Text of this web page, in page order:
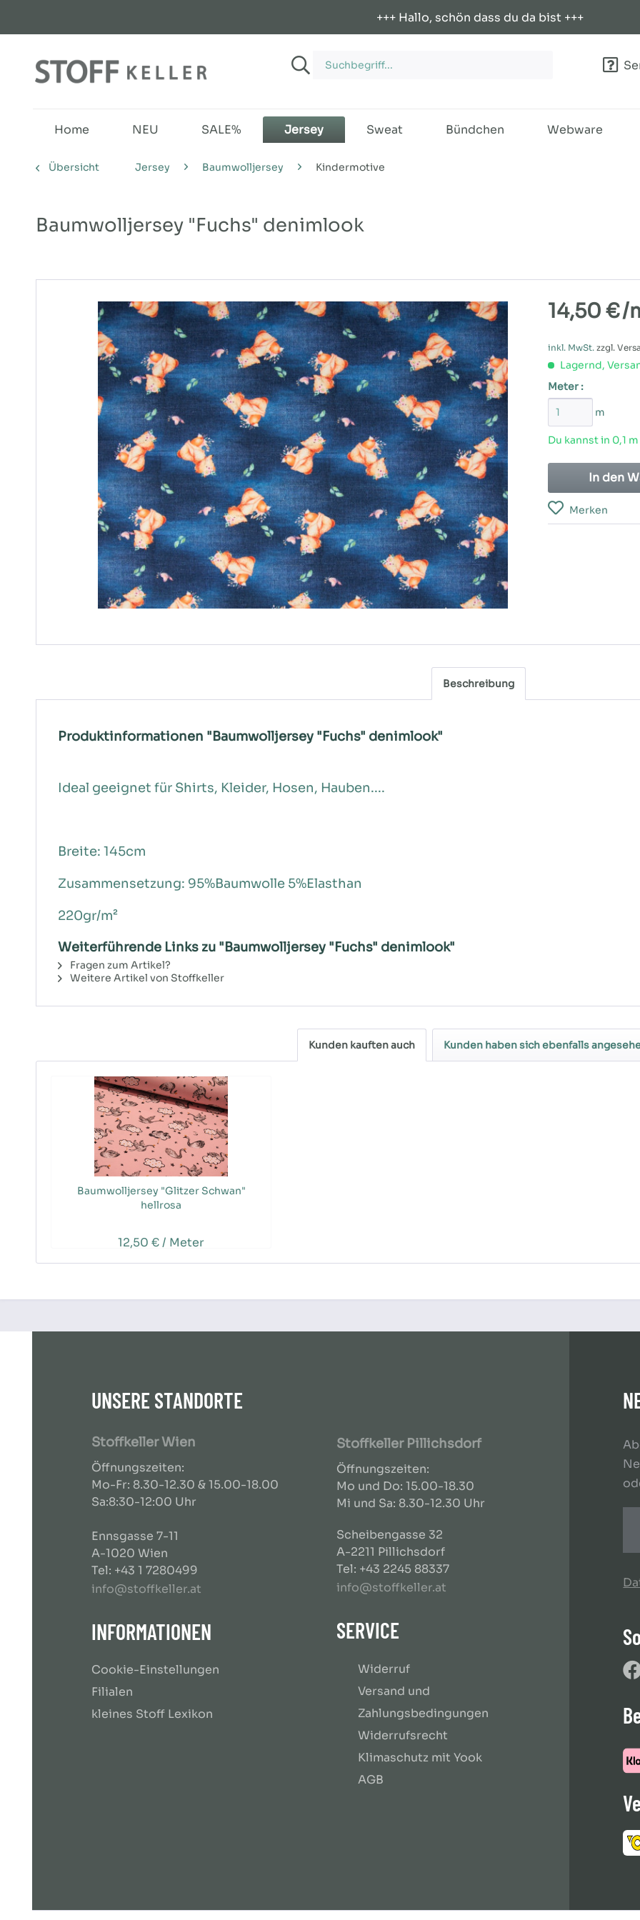
+++ Hallo, schön dass du da bist +++
Home NEU SALE% Jersey Sweat Bündchen Webware
Übersicht Jersey Baumwolljersey Kindermotive
Baumwolljersey "Fuchs" denimlook
14,50 €/
inkl. MwSt. zzgl.
Lagernd,
Meter :
m
Du kannst in 0,1
In den
Merken
Beschreibung
Produktinformationen "Baumwolljersey "Fuchs" denimlook"
Ideal geeignet für Shirts, Kleider, Hosen, Hauben....
Breite: 145cm
Zusammensetzung: 95%Baumwolle 5%Elasthan
220gr/m²
Weiterführende Links zu "Baumwolljersey "Fuchs" denimlook"
Fragen zum Artikel?
Weitere Artikel von Stoffkeller
Kunden kauften auch Kunden haben sich ebenfalls
Baumwolljersey "Glitzer Schwan"
hellrosa
12,50 € / Meter
UNSERE STANDORTE
Stoffkeller Wien
Öffnungszeiten:
Mo-Fr: 8.30-12.30 & 15.00-18.00
Sa:8:30-12:00 Uhr
Ennsgasse 7-11
A-1020 Wien
Tel: +43 1 7280499
info@stoffkeller.at
INFORMATIONEN
Cookie-Einstellungen
Filialen
kleines Stoff Lexikon
Stoffkeller Pillichsdorf
Öffnungszeiten:
Mo und Do: 15.00-18.30
Mi und Sa: 8.30-12.30 Uhr
Scheibengasse 32
A-2211 Pillichsdorf
Tel: +43 2245 88337
info@stoffkeller.at
SERVICE
Widerruf
Versand und
Zahlungsbedingungen
Widerrufsrecht
Klimaschutz mit Yook
AGB